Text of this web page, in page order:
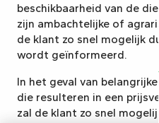
beschikbaarheid van de
zijn ambachtelijke of
de klant zo snel mogelijk
wordt geïnformeerd.
In het geval van
die resulteren in een
zal de klant zo snel